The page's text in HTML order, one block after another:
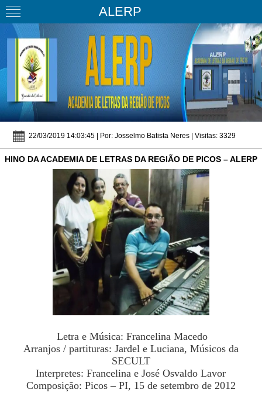
ALERP
22/03/2019 14:03:45 | Por: Josselmo Batista Neres | Visitas: 3329
HINO DA ACADEMIA DE LETRAS DA REGIÃO DE PICOS – ALERP
Letra e Música: Francelina Macedo
Arranjos / partituras: Jardel e Luciana, Músicos da
SECULT
Interpretes: Francelina e José Osvaldo Lavor
Composição: Picos – PI, 15 de setembro de 2012